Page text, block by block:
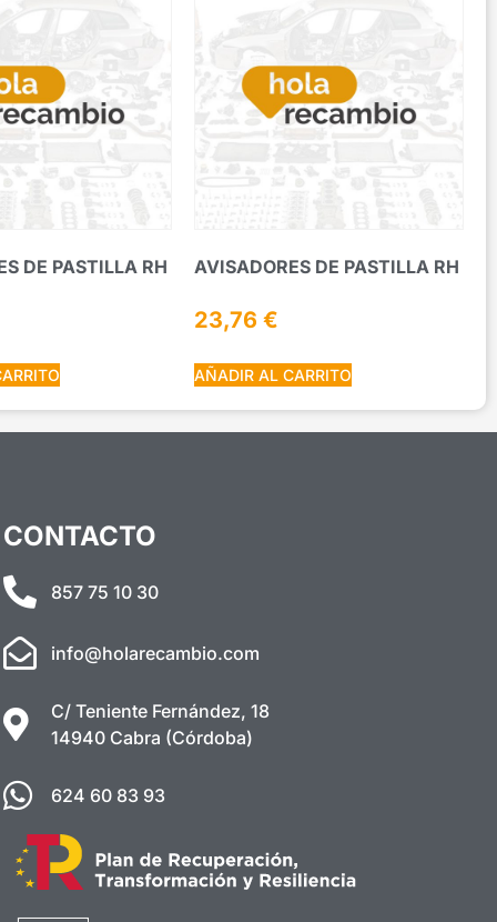
DE PASTILLA RH AVISADORES DE PASTILLA RH
23,76€
AÑADIR AL CARRITO
CONTACTO
857 75 10 30
info@holarecambio.com
C/ Teniente Fernández, 18
14940 Cabra (Córdoba)
624 60 83 93